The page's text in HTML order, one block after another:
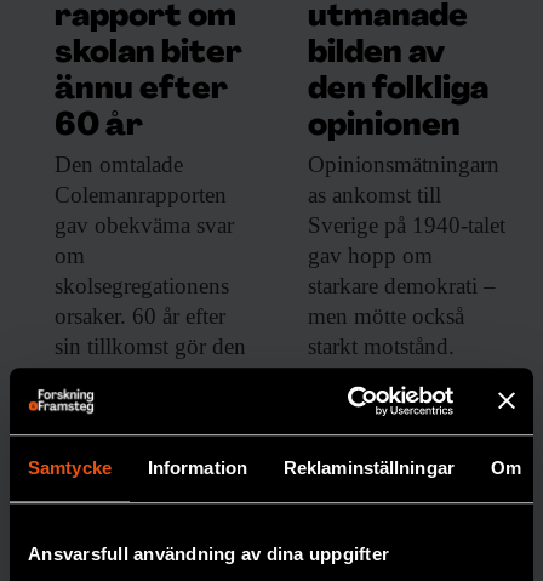
Samtycke Information Reklaminställningar Om
Ansvarsfull användning av dina uppgifter
rapport om
skolan biter
ännu efter
60 år
Den omtalade
Colemanrapporten
gav obekväma svar
om
skolsegregationens
orsaker. 60 år efter
sin tillkomst gör den
debatten.
utmanade
bilden av
den folkliga
opinionen
Opinionsmätningarn
as ankomst till
Sverige på 1940-talet
gav hopp om
starkare demokrati –
men mötte också
starkt motstånd.
MEDIA